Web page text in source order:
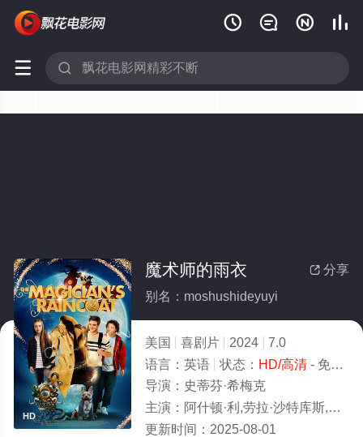
   
 
HD
 分享
魔术师的雨衣
别名：moshushideyuyi
美国 喜剧片 2024
7.0
语言： 英语 状态： HD/高清- 免费在线观看
导演： 史蒂芬·希梅克
主演： 阿什顿·利,劳拉·沙特库斯,布赖森·罗宾逊
更新时间： 2025-08-01